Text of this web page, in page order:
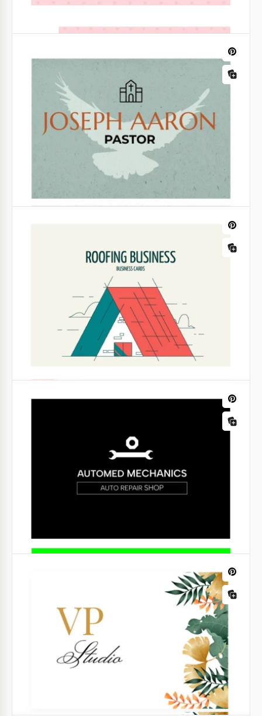
Cartão de visita Purple Catering
Se sua agência precisa de um novo cartão de visita
em uma cor roxa delicada, então nosso layout
gratuito de cartão de visita para catering roxo é o
que você estava procurando.
Cartão de Visita de Babysitting
Você trabalha como babá? Então nosso Modelo de
Cartão de Visita para Babá é uma ótima escolha
seus pais.
Você precisa de um cartão de visita que combine
do Pastor é perfeito para qualquer pastor de igreja.
Cartão de visita da Linear Roofing
Um design de cartão de visita moderno para a sua
empresa de telhados irá atrair a atenção dos
clientes!